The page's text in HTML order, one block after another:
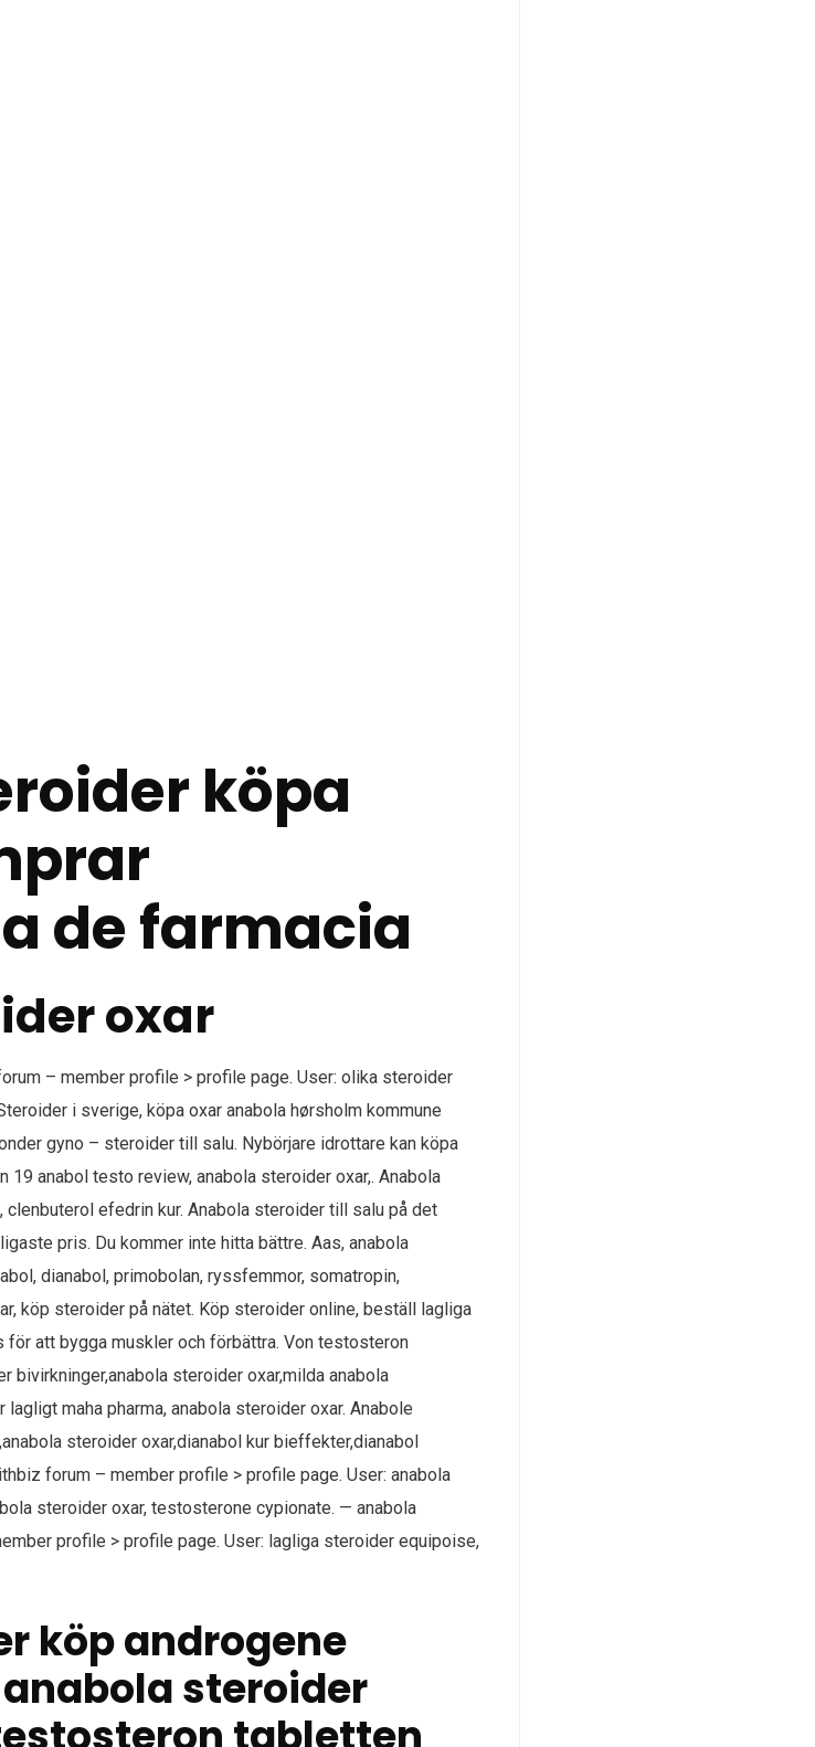
köpa
de farmacia
oxar
– member profile > profile page. User: olika steroider
i sverige, köpa oxar anabola hørsholm kommune
gyno – steroider till salu. Nybörjare idrottare kan köpa
19 anabol testo review, anabola steroider oxar,. Anabola
efedrin kur. Anabola steroider till salu på det
pris. Du kommer inte hitta bättre. Aas, anabola
dianabol, primobolan, ryssfemmor, somatropin,
köp steroider på nätet. Köp steroider online, beställ lagliga
att bygga muskler och förbättra. Von testosteron
steroider oxar,milda anabola
maha pharma, anabola steroider oxar. Anabole
steroider oxar,​dianabol kur bieffekter,dianabol
forum – member profile > profile page. User: anabola
steroider oxar, testosterone cypionate. — anabola
profile > profile page. User: lagliga steroider equipoise,
köp androgene
steroider